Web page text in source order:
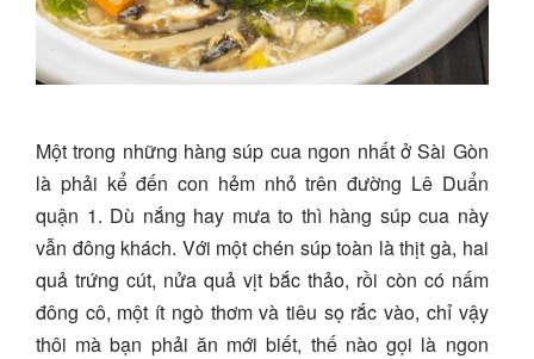
Một trong những hàng súp cua ngon nhất ở Sài Gòn
là phải kể đến con hẻm nhỏ trên đường Lê Duẩn
quận 1. Dù nắng hay mưa to thì hàng súp cua này
vẫn đông khách. Với một chén súp toàn là thịt gà, hai
quả trứng cút, nửa quả vịt bắc thảo, rồi còn có nấm
đông cô, một ít ngò thơm và tiêu sọ rắc vào, chỉ vậy
thôi mà bạn phải ăn mới biết, thế nào gọi là ngon